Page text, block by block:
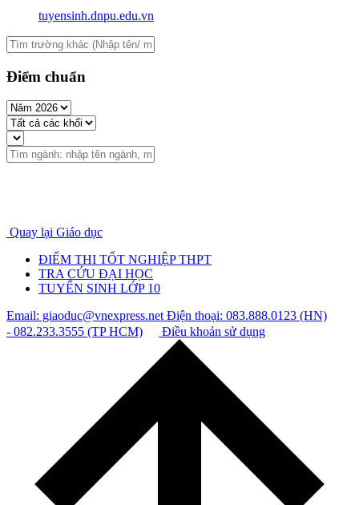
tuyensinh.dnpu.edu.vn
Điểm chuẩn
Quay lại Giáo dục
ĐIỂM THI TỐT NGHIỆP THPT
TRA CỨU ĐẠI HỌC
TUYỂN SINH LỚP 10
Email: giaoduc@vnexpress.net Điện thoại: 083.888.0123 (HN)
- 082.233.3555 (TP HCM)
Điều khoản sử dụng